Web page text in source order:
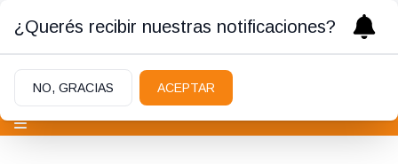
¿Querés recibir nuestras notificaciones?
NO, GRACIAS ACEPTAR